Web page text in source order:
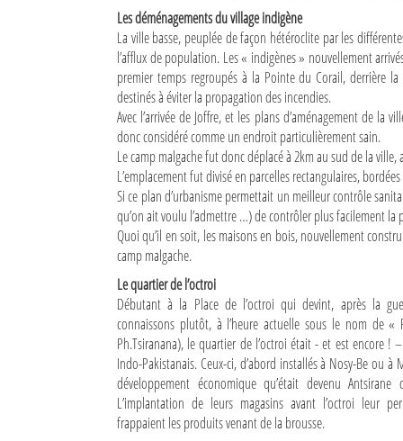
L'actualité du tourisme
Sites touristiques
Diego Suarez Pratique
Les Petites Annonces
La Tribune de Diego en PDF
Les déménagements du village indigène
La ville basse, peuplée de façon hétéroclite par les
l’afflux de population. Les « indigènes » nouvellement
premier temps regroupés à la Pointe du Corail, derrière
destinés à éviter la propagation des incendies.
Avec l’arrivée de Joffre, et les plans d’aménagement de
donc considéré comme un endroit particulièrement sain.
Le camp malgache fut donc déplacé à 2km au sud de la
L’emplacement fut divisé en parcelles rectangulaires,
Si ce plan d’urbanisme permettait un meilleur contrôle
qu’on ait voulu l’admettre …) de contrôler plus facilement
Quoi qu’il en soit, les maisons en bois, nouvellement
camp malgache.
Le quartier de l’octroi
Débutant à la Place de l’octroi qui devint, après la
connaissons plutôt, à l’heure actuelle sous le nom de
Ph.Tsiranana), le quartier de l’octroi était - et est encore !
Indo-Pakistanais. Ceux-ci, d’abord installés à Nosy-Be ou
développement économique qu’était devenu
L’implantation de leurs magasins avant l’octroi leur
frappaient les produits venant de la brousse.